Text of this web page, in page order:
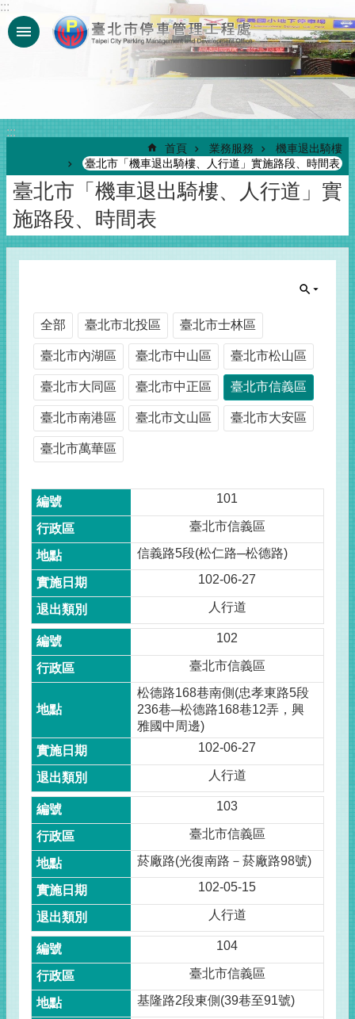
跳到主要內容區塊
:::
:::
首頁 業務服務
機車退出騎樓
臺北市「機車退出騎樓、人行道」實施路段、時間表
臺北市「機車退出騎樓、人行道」實
施路段、時間表
全部 臺北市北投區 臺北市士林區
臺北市內湖區 臺北市中山區 臺北市松山區
臺北市大同區 臺北市中正區 臺北市信義區
臺北市南港區 臺北市文山區 臺北市大安區
臺北市萬華區
101
臺北市信義區
信義路5段(松仁路─松德路)
102-06-27
人行道
102
臺北市信義區
松德路168巷南側(忠孝東路5段
236巷─松德路168巷12弄，興
雅國中周邊)
102-06-27
人行道
103
臺北市信義區
菸廠路(光復南路－菸廠路98號)
102-05-15
人行道
104
臺北市信義區
基隆路2段東側(39巷至91號)